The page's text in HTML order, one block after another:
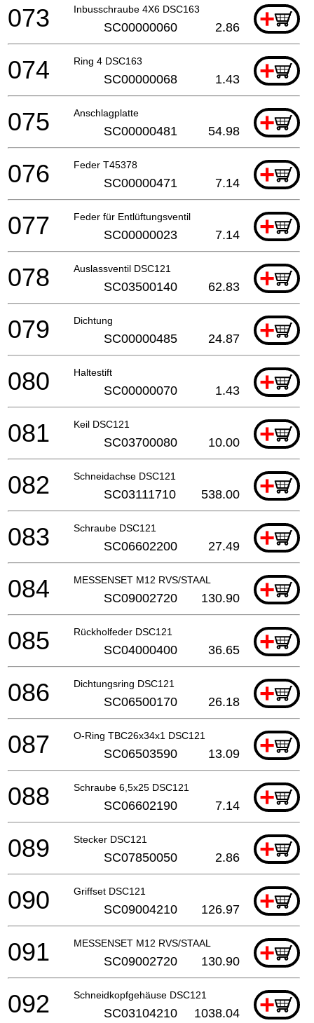
Inbusschraube 4X6 DSC163 +
073 SC00000060 2.86
Ring 4 DSC163 +
074 SC00000068 1.43
Anschlagplatte +
075 SC00000481 54.98
Feder T45378 +
076 SC00000471 7.14
Feder für Entlüftungsventil +
077 SC00000023 7.14
Auslassventil DSC121 +
078 SC03500140 62.83
Dichtung +
079 SC00000485 24.87
Haltestift +
080 SC00000070 1.43
Keil DSC121 +
081 SC03700080 10.00
Schneidachse DSC121 +
082 SC03111710 538.00
Schraube DSC121 +
083 SC06602200 27.49
MESSENSET M12 RVS/STAAL +
084 SC09002720 130.90
Rückholfeder DSC121 +
085 SC04000400 36.65
Dichtungsring DSC121 +
086 SC06500170 26.18
O-Ring TBC26x34x1 DSC121 +
087 SC06503590 13.09
Schraube 6,5x25 DSC121 +
088 SC06602190 7.14
Stecker DSC121 +
089 SC07850050 2.86
Griffset DSC121 +
090 SC09004210 126.97
MESSENSET M12 RVS/STAAL +
091 SC09002720 130.90
Schneidkopfgehäuse DSC121 +
092 SC03104210 1038.04